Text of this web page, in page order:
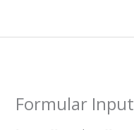
springen
Formular Input